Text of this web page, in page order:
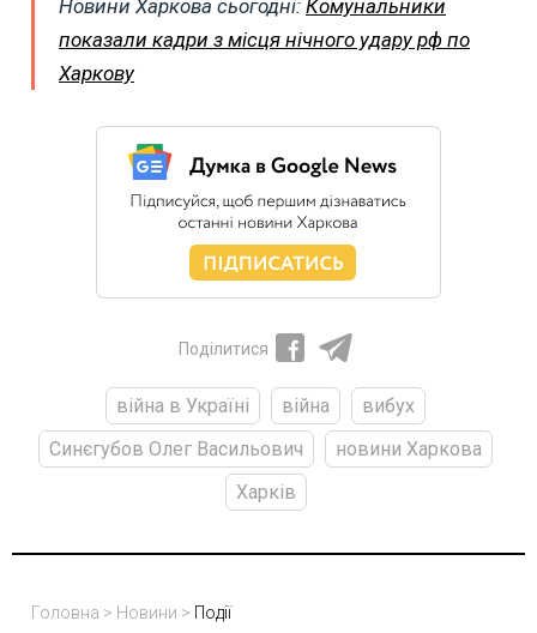
Новини Харкова сьогодні: Комунальники
показали кадри з місця нічного удару рф по
Харкову
Поділитися
війна в Україні війна
вибух
Синєгубов Олег Васильович
новини Харкова
Харків
Головна > Новини > Події